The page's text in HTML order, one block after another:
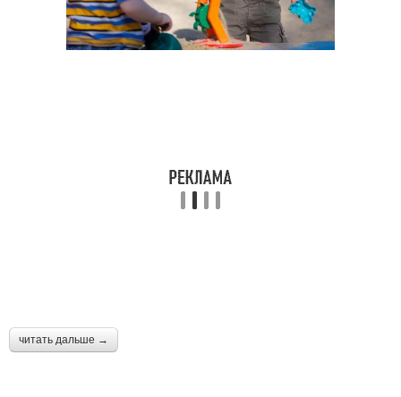
читать дальше →